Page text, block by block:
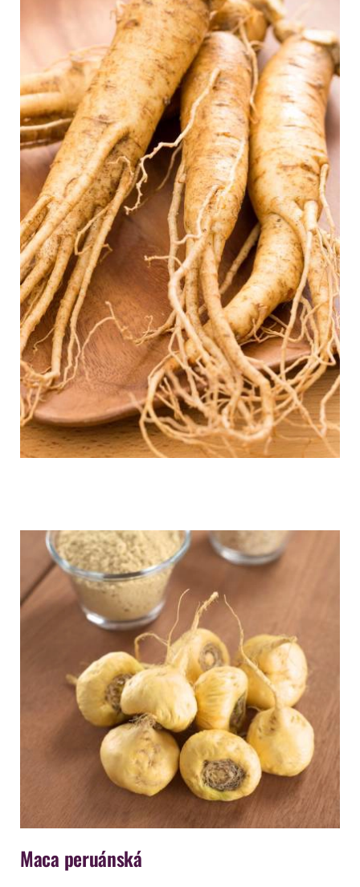
Maca peruánská